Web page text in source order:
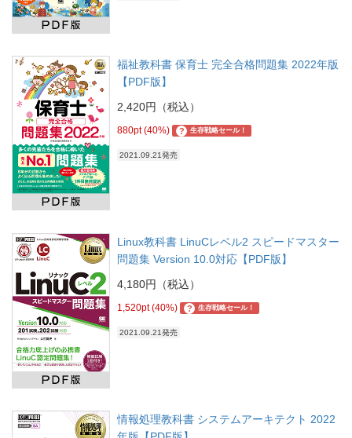
福祉教科書 保育士 完全合格問題集 2022年版
【PDF版】
2,420円（税込）
880pt (40%) ? 生存戦略セール！
2021.09.21発売
Linux教科書 LinuCレベル2 スピードマスター
問題集 Version 10.0対応【PDF版】
4,180円（税込）
1,520pt (40%) ? 生存戦略セール！
2021.09.21発売
情報処理教科書 システムアーキテクト 2022